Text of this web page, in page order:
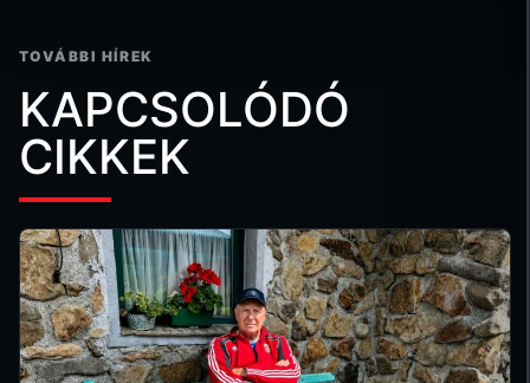
TOVÁBBI HÍREK
KAPCSOLÓDÓ
CIKKEK